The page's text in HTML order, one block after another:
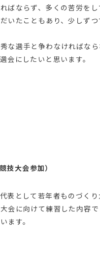
ばならず、多くの苦労を
いたこともあり、少しず
な選手と争わなければな
会にしたいと思います。
技大会参加）
表として若年者ものづく
会に向けて練習した内容
ます。